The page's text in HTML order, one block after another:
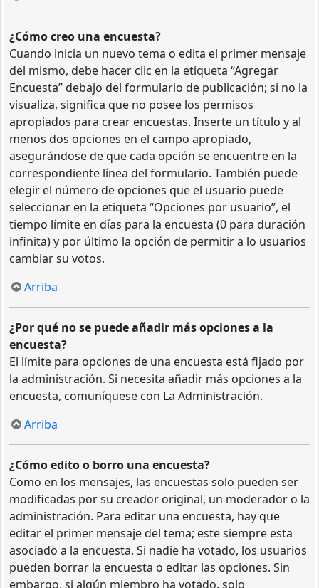
¿Cómo creo una encuesta?
Cuando inicia un nuevo tema o edita el primer mensaje
del mismo, debe hacer clic en la etiqueta “Agregar
Encuesta” debajo del formulario de publicación; si no la
visualiza, significa que no posee los permisos
apropiados para crear encuestas. Inserte un título y al
menos dos opciones en el campo apropiado,
asegurándose de que cada opción se encuentre en la
correspondiente línea del formulario. También puede
elegir el número de opciones que el usuario puede
seleccionar en la etiqueta “Opciones por usuario”, el
tiempo límite en días para la encuesta (0 para duración
infinita) y por último la opción de permitir a lo usuarios
cambiar su votos.
Arriba
¿Por qué no se puede añadir más opciones a la
encuesta?
El límite para opciones de una encuesta está fijado por
la administración. Si necesita añadir más opciones a la
encuesta, comuníquese con La Administración.
Arriba
¿Cómo edito o borro una encuesta?
Como en los mensajes, las encuestas solo pueden ser
modificadas por su creador original, un moderador o la
administración. Para editar una encuesta, hay que
editar el primer mensaje del tema; este siempre esta
asociado a la encuesta. Si nadie ha votado, los usuarios
pueden borrar la encuesta o editar las opciones. Sin
embargo, si algún miembro ha votado, solo